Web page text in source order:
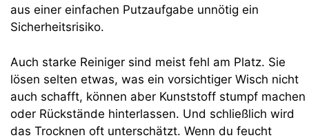
aus einer einfachen Putzaufgabe unnötig ein
Sicherheitsrisiko.
Auch starke Reiniger sind meist fehl am Platz. Sie
lösen selten etwas, was ein vorsichtiger Wisch nicht
auch schafft, können aber Kunststoff stumpf machen
oder Rückstände hinterlassen. Und schließlich wird
das Trocknen oft unterschätzt. Wenn du feucht